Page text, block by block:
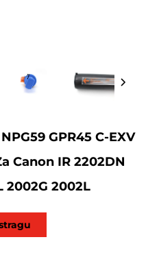
GPR45 C-EXV
Canon IR 2202DN
2002G 2002L